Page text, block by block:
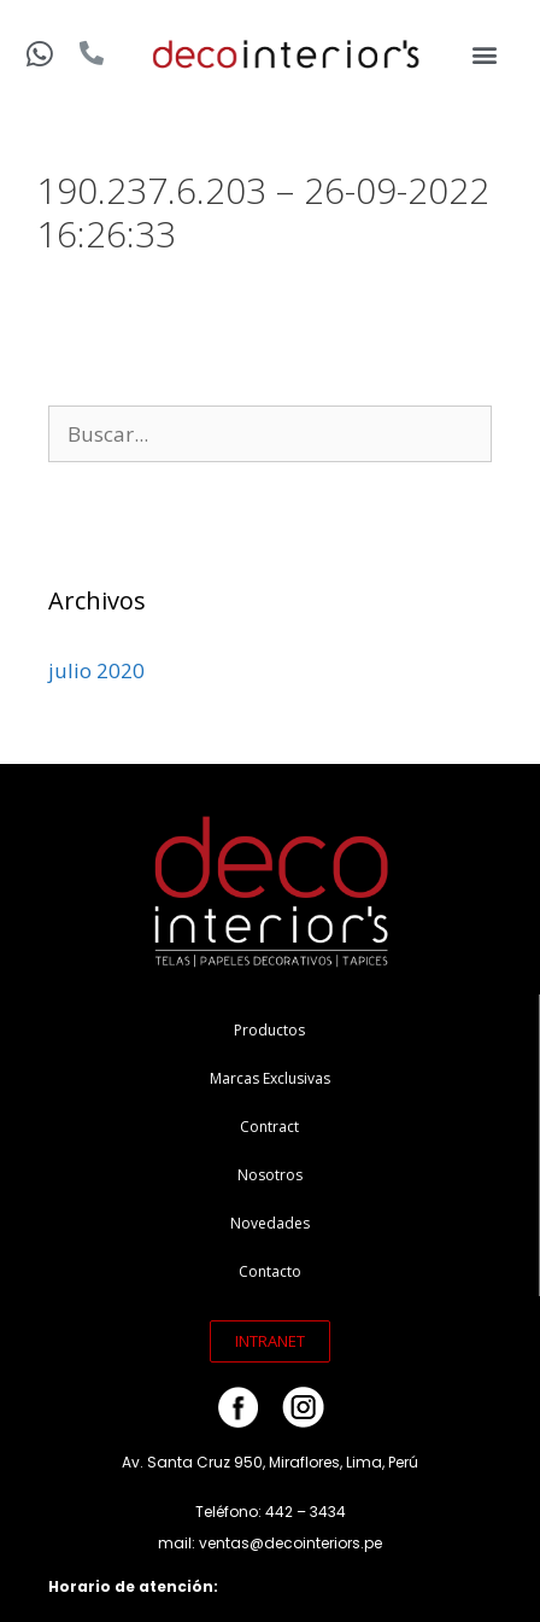
190.237.6.203 – 26-09-2022
16:26:33
Archivos
julio 2020
Productos
Marcas Exclusivas
Contract
Nosotros
Novedades
Contacto
INTRANET
Av. Santa Cruz 950, Miraflores, Lima, Perú
Teléfono: 442 – 3434
mail: ventas@decointeriors.pe
Horario de atención: